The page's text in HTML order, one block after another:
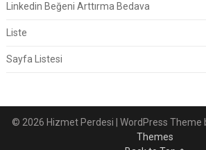
Linkedin Beğeni Arttırma Bedava
Liste
Sayfa Listesi
© 2026 Hizmet Perdesi | WordPress Theme
Themes